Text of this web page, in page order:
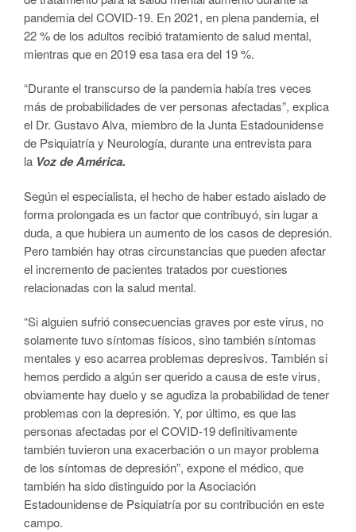
pandemia del COVID-19. En 2021, en plena pandemia, el
22 % de los adultos recibió tratamiento de salud mental,
mientras que en 2019 esa tasa era del 19 %.
“Durante el transcurso de la pandemia había tres veces
más de probabilidades de ver personas afectadas”, explica
el Dr. Gustavo Alva, miembro de la Junta Estadounidense
de Psiquiatría y Neurología, durante una entrevista para
la Voz de América.
Según el especialista, el hecho de haber estado aislado de
forma prolongada es un factor que contribuyó, sin lugar a
duda, a que hubiera un aumento de los casos de depresión.
Pero también hay otras circunstancias que pueden afectar
el incremento de pacientes tratados por cuestiones
relacionadas con la salud mental.
“Si alguien sufrió consecuencias graves por este virus, no
solamente tuvo síntomas físicos, sino también síntomas
mentales y eso acarrea problemas depresivos. También si
hemos perdido a algún ser querido a causa de este virus,
obviamente hay duelo y se agudiza la probabilidad de tener
problemas con la depresión. Y, por último, es que las
personas afectadas por el COVID-19 definitivamente
también tuvieron una exacerbación o un mayor problema
de los síntomas de depresión”, expone el médico, que
también ha sido distinguido por la Asociación
Estadounidense de Psiquiatría por su contribución en este
campo.